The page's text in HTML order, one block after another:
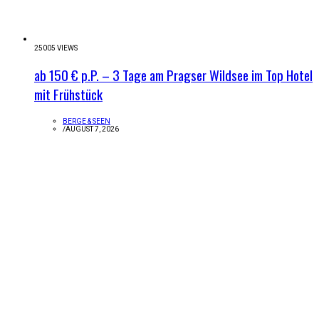
25005 VIEWS
ab 150 € p.P. – 3 Tage am Pragser Wildsee im Top Hotel
mit Frühstück
BERGE & SEEN
/AUGUST 7, 2026